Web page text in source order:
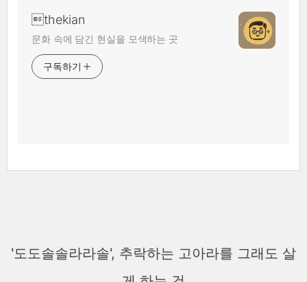
thekian
문화 속에 담긴 현실을 모색하는 곳
구독하기
'도도솔솔라라솔', 추락하는 고아라를 그래도 살